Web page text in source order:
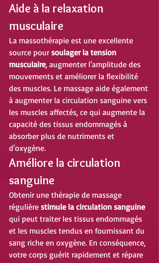
Aide à la relaxation
musculaire
La massothérapie est une excellente
source pour soulager la tension
musculaire, augmenter l'amplitude des
mouvements et améliorer la flexibilité
des muscles. Le massage aide également
à augmenter la circulation sanguine vers
les muscles affectés, ce qui augmente la
capacité des tissus endommagés à
absorber plus de nutriments et
d'oxygène.
Améliore la circulation
sanguine
Obtenir une thérapie de massage
régulière stimule la circulation sanguine
qui peut traiter les tissus endommagés
et les muscles tendus en fournissant du
sang riche en oxygène. En conséquence,
votre corps guérit rapidement et répare